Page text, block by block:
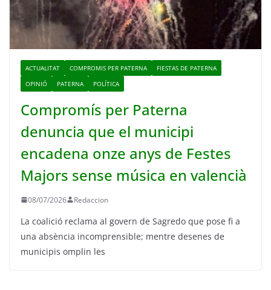
ACTUALITAT COMPROMIS PER PATERNA
FIESTAS DE PATERNA
OPINIÓ
PATERNA POLÍTICA
Compromís per Paterna
denuncia que el municipi
encadena onze anys de Festes
Majors sense música en valencià
08/07/2026 Redaccion
La coalició reclama al govern de Sagredo que pose fi a
una absència incomprensible; mentre desenes de
municipis omplin les